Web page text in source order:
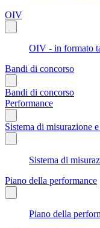
OIV
OIV - in formato
Bandi di concorso
Bandi di concorso
Performance
Sistema di misurazione
Sistema di
Piano della performance
Piano della